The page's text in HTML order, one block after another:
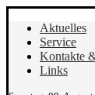
Aktuelles
Service
Kontakte
Links